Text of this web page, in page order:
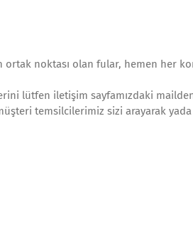
ortak noktası olan fular, hemen her
lütfen iletişim sayfamızdaki
temsilcilerimiz sizi arayarak